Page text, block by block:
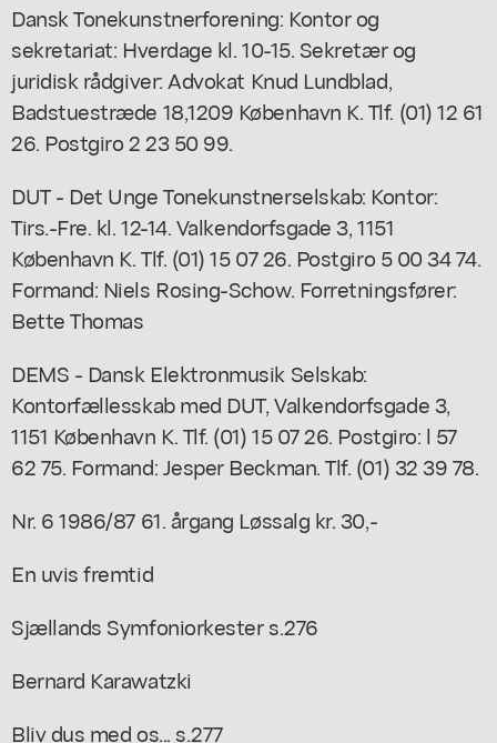
Dansk Tonekunstnerforening: Kontor og
sekretariat: Hverdage kl. 10-15. Sekretær og
juridisk rådgiver: Advokat Knud Lundblad,
Badstuestræde 18,1209 København K. Tlf. (01) 12 61
26. Postgiro 2 23 50 99.
DUT - Det Unge Tonekunstnerselskab: Kontor:
Tirs.-Fre. kl. 12-14. Valkendorfsgade 3, 1151
København K. Tlf. (01) 15 07 26. Postgiro 5 00 34 74.
Formand: Niels Rosing-Schow. Forretningsfører:
Bette Thomas
DEMS - Dansk Elektronmusik Selskab:
Kontorfællesskab med DUT, Valkendorfsgade 3,
1151 København K. Tlf. (01) 15 07 26. Postgiro: l 57
62 75. Formand: Jesper Beckman. Tlf. (01) 32 39 78.
Nr. 6 1986/87 61. årgang Løssalg kr. 30,-
En uvis fremtid
Sjællands Symfoniorkester s.276
Bernard Karawatzki
Bliv dus med os... s.277